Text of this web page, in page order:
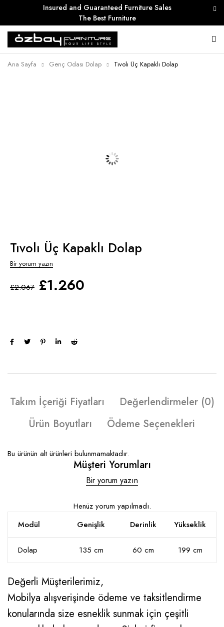
Insured and Guaranteed Furniture Sales
The Best Furniture
Ana Sayfa Genç Odası Dolap Tıvolı Üç Kapaklı Dolap
Tıvolı Üç Kapaklı Dolap
Bir yorum yazın
£2.067 £1.260
Takım İçeriği Fiyatları
Değerlendirmeler (0)
Ürün Boyutları
Ödeme Seçenekleri
Bu ürünün alt ürünleri bulunmamaktadır.
Müşteri Yorumları
Bir yorum yazın
Henüz yorum yapılmadı.
Modül
Genişlik Derinlik Yükseklik
Dolap 135 cm 60 cm 199 cm
Değerli Müşterilerimiz,
Mobilya alışverişinde ödeme ve taksitlendirme
konularında size esneklik sunmak için çeşitli